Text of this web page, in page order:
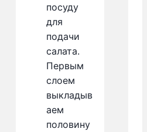
посуду
для
подачи
салата.
Первым
слоем
выкладыв
аем
половину